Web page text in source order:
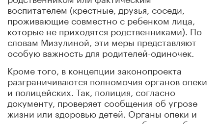
воспитателем (крестные, друзья, соседи,
проживающие совместно с ребенком лица,
которые не приходятся родственниками). По
словам Мизулиной, эти меры представляют
особую важность для родителей-одиночек.
Кроме того, в концепции законопроекта
разграничиваются полномочия органов опеки
и полицейских. Так, полиция, согласно
документу, проверяет сообщения об угрозе
жизни или здоровью детей. Органы опеки и